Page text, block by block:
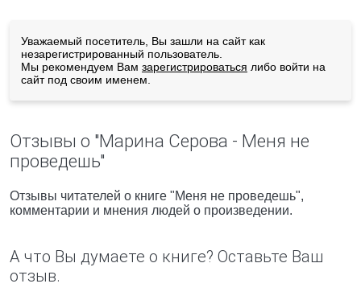
Уважаемый посетитель, Вы зашли на сайт как
незарегистрированный пользователь.
Мы рекомендуем Вам зарегистрироваться либо войти на
сайт под своим именем.
Отзывы о "Марина Серова - Меня не
проведешь"
Отзывы читателей о книге "Меня не проведешь",
комментарии и мнения людей о произведении.
А что Вы думаете о книге? Оставьте Ваш
отзыв.